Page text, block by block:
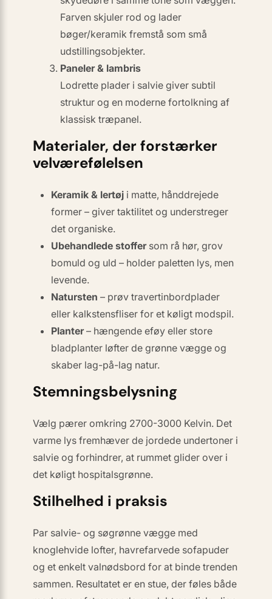
Farven skjuler rod og lader
bøger/keramik fremstå som små
udstillingsobjekter.
Paneler & lambris
Lodrette plader i salvie giver subtil
struktur og en moderne fortolkning af
klassisk træpanel.
Materialer, der forstærker
velværefølelsen
Keramik & lertøj i matte, hånddrejede
former – giver taktilitet og understreger
det organiske.
Ubehandlede stoffersom rå hør, grov
bomuld og uld – holder paletten lys, men
levende.
Natursten – prøv travertinbordplader
eller kalkstensfliser for et køligt modspil.
Planter– hængende eføy eller store
bladplanter løfter de grønne vægge og
skaber lag-på-lag natur.
Stemningsbelysning
Vælg pærer omkring 2700-3000 Kelvin. Det
varme lys fremhæver de jordede undertoner i
salvie og forhindrer, at rummet glider over i
det køligt hospitalsgrønne.
Stilhelhed i praksis
Par salvie- og søgrønne vægge med
knoglehvide lofter, havrefarvede sofapuder
og et enkeltvalnødsbord for at binde trenden
sammen. Resultatet er en stue, der føles både